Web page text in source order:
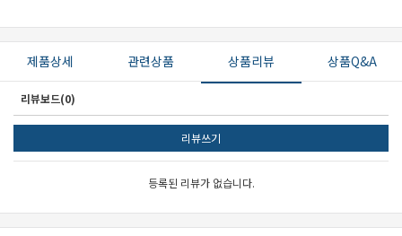
제품상세 관련상품 상품리뷰 상품Q&A
리뷰보드(0)
리뷰쓰기
등록된 리뷰가 없습니다.